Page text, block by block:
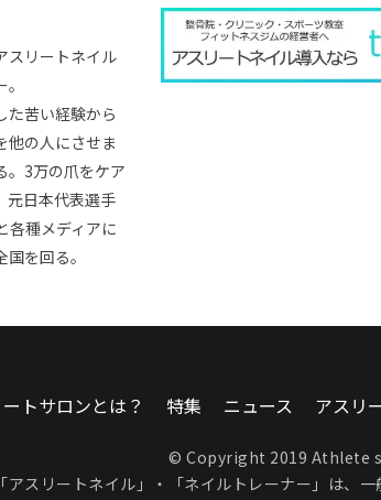
スリートネイル
た苦い経験から
他の人にさせま
。3万の爪をケア
元日本代表選手
各種メディアに
を回る。
トサロンとは？ 特集 ニュース アスリ
© Copyright 2019 Athlete
スリートネイル」・「ネイルトレーナー」は、 一